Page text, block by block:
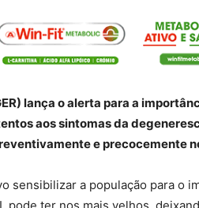
lança o alerta para a
aos sintomas da
e precocemente
sensibilizar a população para o